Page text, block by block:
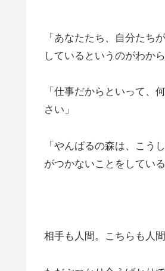
「あなたたち、自分たち
しているというのがわか
「仕事だからといって、
さい」
「やんばるの森は、こう
がつかないことをしてい
相手も人間。こちらも人